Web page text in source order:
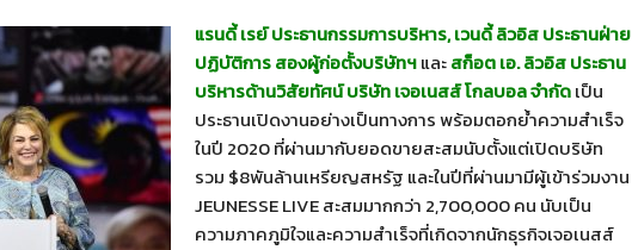
แรนดี้ เรย์ ประธานกรรมการบริหาร, เวนดี้ ลิวอิส ประธานฝ่าย
ปฏิบัติการ สองผู้ก่อตั้งบริษัทฯและสก็อต เอ. ลิวอิส ประธาน
บริหารด้านวิสัยทัศน์ บริษัท เจอเนสส์ โกลบอล จำกัดเป็น
ประธานเปิดงานอย่างเป็นทางการ พร้อมตอกย้ำความสำเร็จ
ในปี 2020 ที่ผ่านมากับยอดขายสะสมนับตั้งแต่เปิดบริษัท
รวม $8พันล้านเหรียญสหรัฐ และในปีที่ผ่านมามีผู้เข้าร่วมงาน
JEUNESSE LIVE สะสมมากกว่า 2,700,000 คน นับเป็น
ความภาคภูมิใจและความสำเร็จที่เกิดจากนักธุรกิจเจอเนสส์